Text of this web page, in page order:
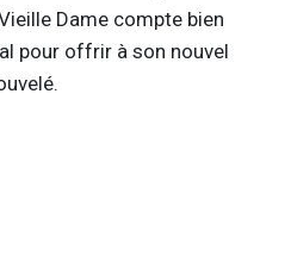
Dame compte bien
pour offrir à son nouvel